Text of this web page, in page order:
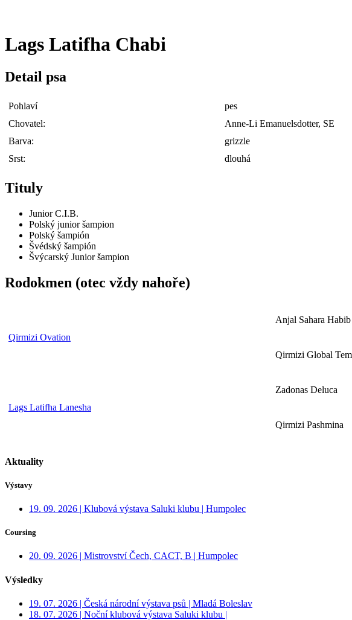
Lags Latifha Chabi
Detail psa
Pohlaví
pes
Chovatel:
Anne-Li Emanuelsdotter, SE
Barva:
grizzle
Srst:
dlouhá
Tituly
Junior C.I.B.
Polský junior šampion
Polský šampión
Švédský šampión
Švýcarský Junior šampion
Rodokmen (otec vždy nahoře)
Qirmizi Ovation
Anjal Sahara Habib
Qirmizi Global
Lags Latifha Lanesha
Zadonas Deluca
Qirmizi Pashmina
Aktuality
Výstavy
19. 09. 2026 | Klubová výstava Saluki klubu | Humpolec
Coursing
20. 09. 2026 | Mistrovství Čech, CACT, B | Humpolec
Výsledky
19. 07. 2026 | Česká národní výstava psů | Mladá Boleslav
18. 07. 2026 | Noční klubová výstava Saluki klubu |